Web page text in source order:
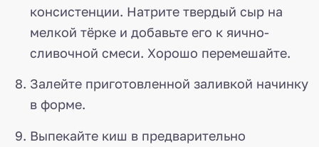
консистенции. Натрите твердый сыр на
мелкой тёрке и добавьте его к яично-
сливочной смеси. Хорошо перемешайте.
Залейте приготовленной заливкой начинку
в форме.
Выпекайте киш в предварительно